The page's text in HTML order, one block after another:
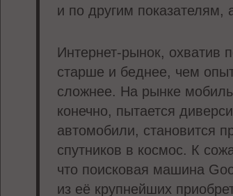
и по другим
Интернет-рынок, охватив
старше и беднее, чем
сложнее. На рынке
конечно, пытается
автомобили, становится
спутников в космос. К
что поисковая машина
из её крупнейших